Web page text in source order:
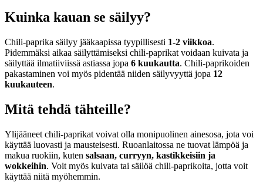
Kuinka kauan se säilyy?
Chili-paprika säilyy jääkaapissa tyypillisesti 1-2 viikkoa.
Pidemmäksi aikaa säilyttämiseksi chili-paprikat voidaan kuivata ja
säilyttää ilmatiiviissä astiassa jopa 6 kuukautta. Chili-paprikoiden
pakastaminen voi myös pidentää niiden säilyvyyttä jopa 12
kuukauteen.
Mitä tehdä tähteille?
Ylijääneet chili-paprikat voivat olla monipuolinen ainesosa, jota voi
käyttää luovasti ja mausteisesti. Ruoanlaitossa ne tuovat lämpöä ja
makua ruokiin, kuten salsaan, curryyn, kastikkeisiin ja
wokkeihin. Voit myös kuivata tai säilöä chili-paprikoita, jotta voit
käyttää niitä myöhemmin.